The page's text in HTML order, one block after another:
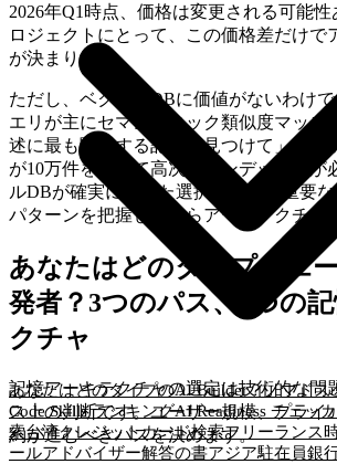
あなたはどのタイプのAI Builder？ノマドス
Code Skills ランキングAI Readiness チェッ
索台湾クレジットカード検索フリーランス
ールアドバイザー解答の書アジア駐在員銀
2026年Q1時点、価格は変更される可能
ロジェクトにとって、この価格差だけで
が決まります。
ただし、ベクトルDBに価値がないわけ
エリが主にセマンティック類似度マッチ
述に最も関連する記憶を見つけて」）で
が10万件を超えて高次元インデックスが
ルDBが確実に優れた選択肢です。重要
パターンを把握してからアーキテクチャ
あなたはどのタイプのエ
発者？3つのパス、3つの
クチャ
記憶アーキテクチャの選定は技術的な問
ス上の判断です。ユーザー規模、プライ
約が進むべきパスを決めます。